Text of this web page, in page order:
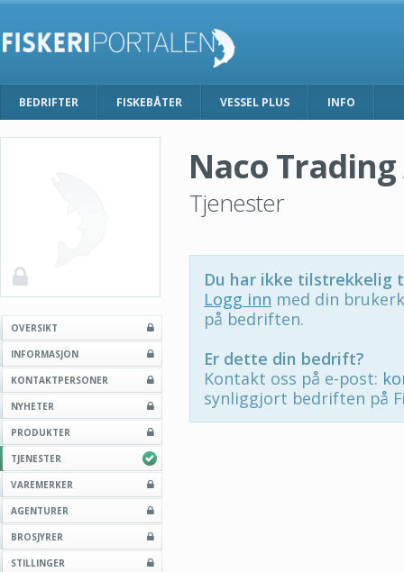
BEDRIFTER FISKEBÅTER VESSEL PLUS INFO
OVERSIKT
INFORMASJON
KONTAKTPERSONER
NYHETER
PRODUKTER
TJENESTER
VAREMERKER
AGENTURER
BROSJYRER
STILLINGER
Naco Trading
Tjenester
Du har ikke tilstrekkelig
Logg inn med din
på bedriften.
Er dette din bedrift?
Kontakt oss på e-post:
synliggjort bedriften på